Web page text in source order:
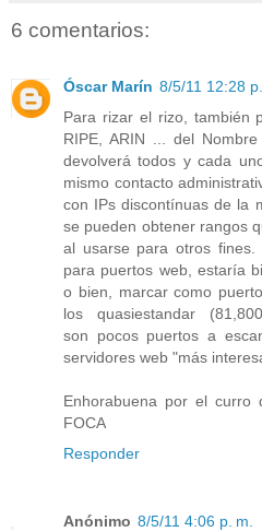
6 comentarios:
Óscar Marín 8/5/11 12:28 p.
Para rizar el rizo, también
RIPE, ARIN ... del
devolverá todos y cada
mismo contacto
con IPs discontínuas de la
se pueden obtener rangos
al usarse para otros
para puertos web, estaría
o bien, marcar como
los quasiestandar
son pocos puertos a
servidores web "más
Enhorabuena por el curro
FOCA
Responder
Anónimo 8/5/11 4:06 p. m.